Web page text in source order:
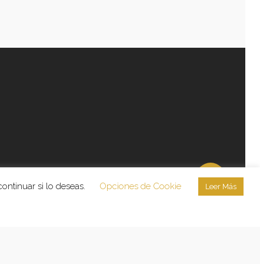
si lo deseas. Opciones de Cookie Leer Más